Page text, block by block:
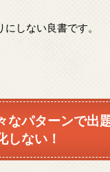
しない良書です。
なパターンで出
しない！